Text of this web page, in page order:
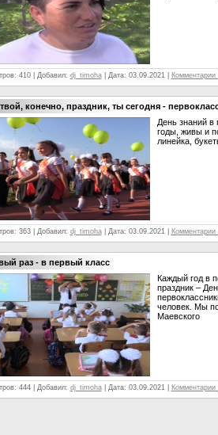
410| Добавил: dj_timoha| Дата: 03.09.2021 Комментарии
конечно, праздник, ты сегодня -
День знаний в
годы, живы и
линейка,
363| Добавил: dj_timoha| Дата: 03.09.2021 Комментарии
раз - в первый класс
Каждый год в
праздник –
человек. Мы
Маевского
444| Добавил: dj_timoha| Дата: 03.09.2021 Комментарии